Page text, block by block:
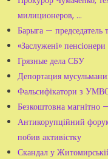
милиционеров, ...
Барыга —
«Заслужені»
Грязные дела СБУ
Депортация
Фальсифікатори з
Безкоштовна магнітно
Антикорупційний
побив активістку
Скандал у